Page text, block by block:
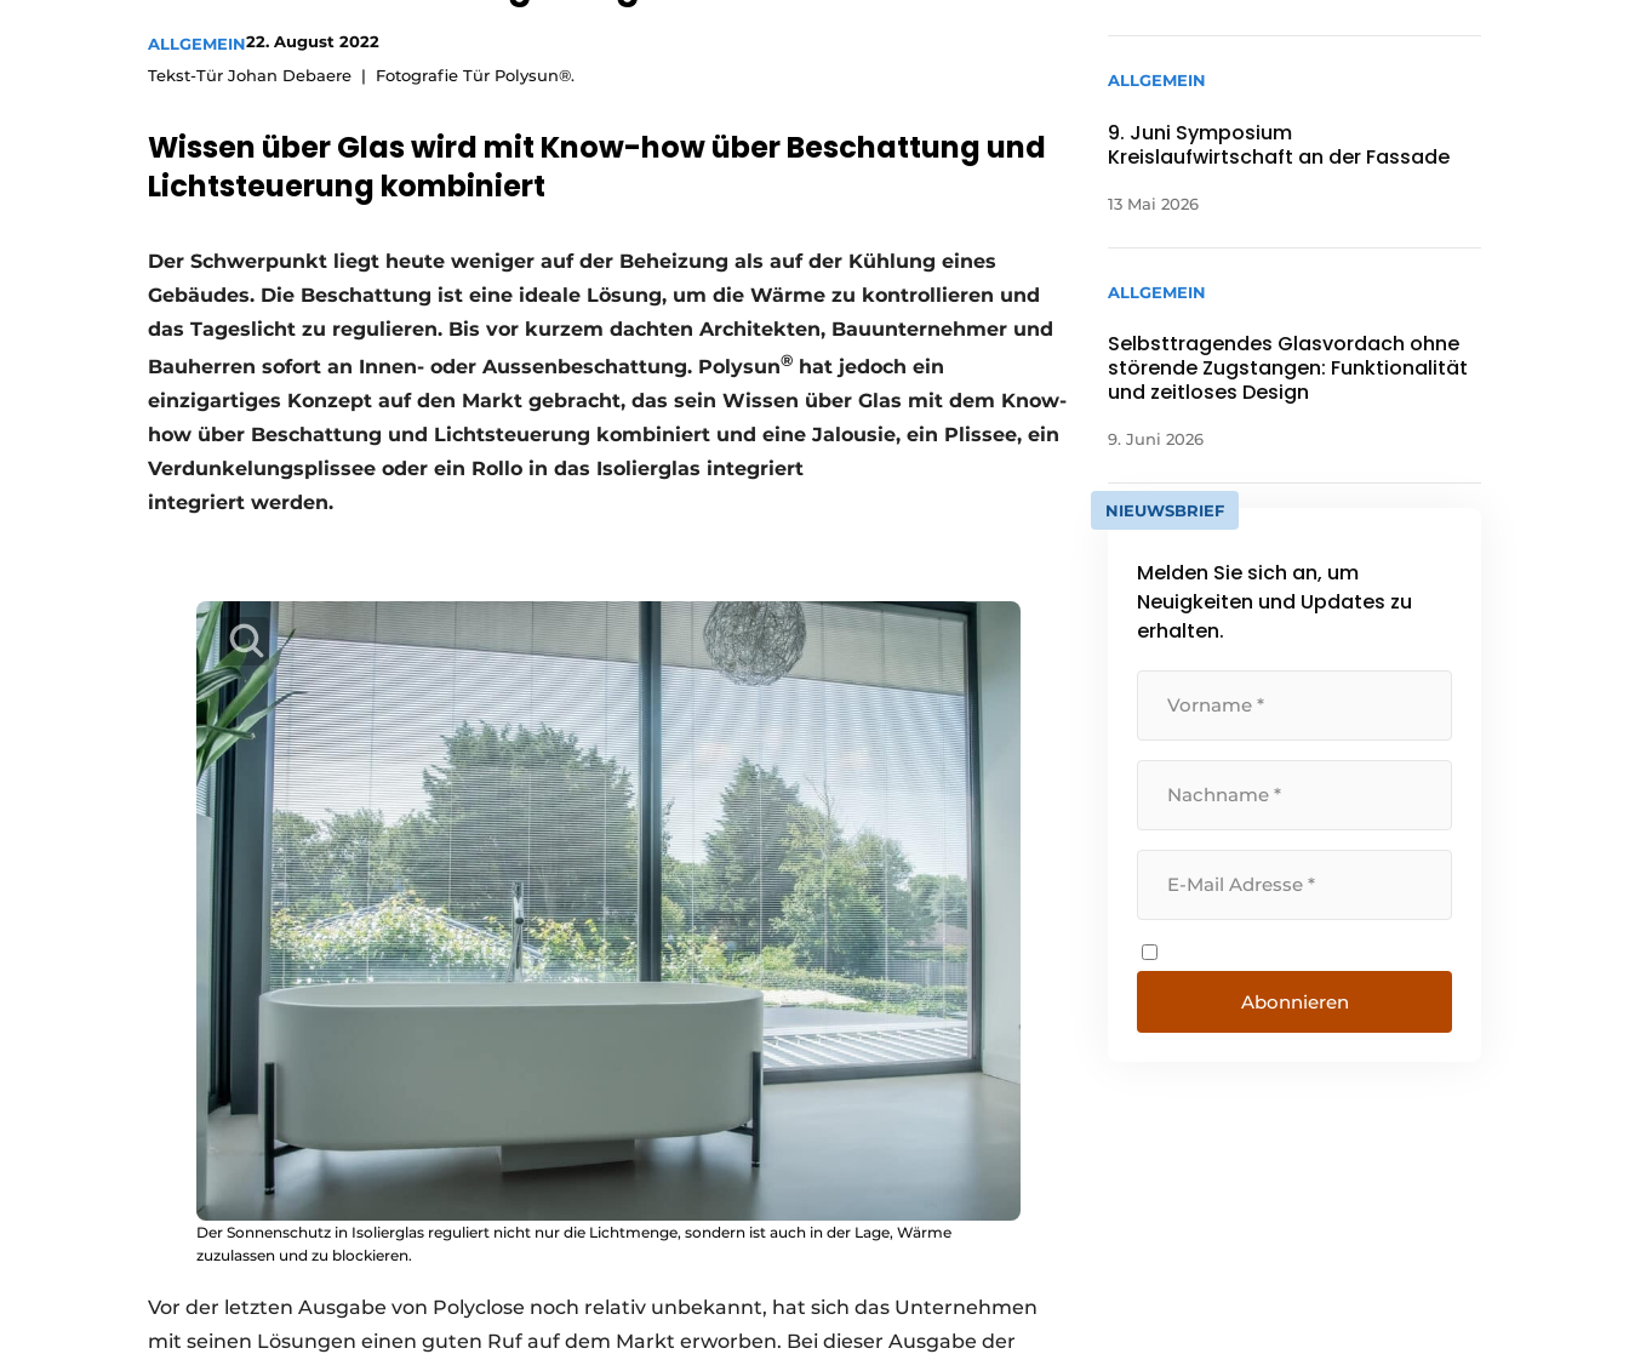
Offene Stellen
Werben
ALLGEMEIN22. August 2022
Tekst-Tür Johan Debaere
Fotografie Tür Polysun®.
Wissen über Glas wird mit Know-how über Beschattung und
Lichtsteuerung kombiniert
Der Schwerpunkt liegt heute weniger auf der Beheizung als auf der Kühlung eines
Gebäudes. Die Beschattung ist eine ideale Lösung, um die Wärme zu kontrollieren und
das Tageslicht zu regulieren. Bis vor kurzem dachten Architekten, Bauunternehmer und
Bauherren sofort an Innen- oder Aussenbeschattung. Polysun® hat jedoch ein
einzigartiges Konzept auf den Markt gebracht, das sein Wissen über Glas mit dem Know-
how über Beschattung und Lichtsteuerung kombiniert und eine Jalousie, ein Plissee, ein
Verdunkelungsplissee oder ein Rollo in das Isolierglas integriert
integriert werden.
Der Sonnenschutz in Isolierglas reguliert nicht nur die Lichtmenge, sondern ist auch in der Lage, Wärme
zuzulassen und zu blockieren.
Vor der letzten Ausgabe von Polyclose noch relativ unbekannt, hat sich das Unternehmen
mit seinen Lösungen einen guten Ruf auf dem Markt erworben. Bei dieser Ausgabe der
ALLGEMEIN
9. Juni Symposium
Kreislaufwirtschaft an der Fassade
13 Mai 2026
ALLGEMEIN
Selbsttragendes Glasvordach ohne
störende Zugstangen: Funktionalität
und zeitloses Design
9. Juni 2026
NIEUWSBRIEF
Melden Sie sich an, um
Neuigkeiten und Updates zu
erhalten.
Abonnieren